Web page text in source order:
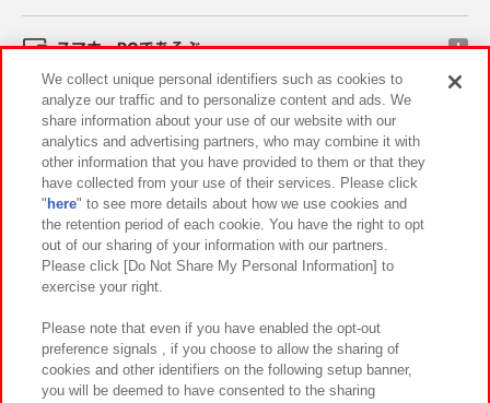
スマホ・PCであそぶ
イベント・キャンペーン
関連会社 サステナビリティ サイトポリシー
プライバシーポリシー ウェブアクセシビリティ方針と検証結果
お取引先さまとともに
カスタマーハラスメント対応方針 よくあるご質問・お問い合わせ
We collect unique personal identifiers such as cookies to
analyze our traffic and to personalize content and ads. We
share information about your use of our website with our
analytics and advertising partners, who may combine it with
other information that you have provided to them or that they
have collected from your use of their services. Please click
" here" to see more details about how we use cookies and
the retention period of each cookie. You have the right to opt
out of our sharing of your information with our partners.
Please click [Do Not Share My Personal Information] to
exercise your right.
Please note that even if you have enabled the opt-out
preference signals , if you choose to allow the sharing of
cookies and other identifiers on the following setup banner,
you will be deemed to have consented to the sharing